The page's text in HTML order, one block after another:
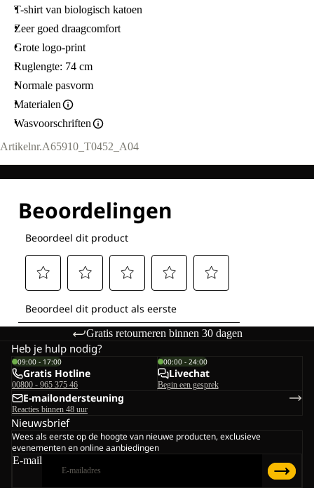
T-shirt van biologisch katoen
Zeer goed draagcomfort
Grote logo-print
Ruglengte: 74 cm
Normale pasvorm
Materialen
Wasvoorschriften
Artikelnr.A65910_T0452_A04
Gratis retourneren binnen 30 dagen
Heb je hulp nodig?
09:00 - 17:00
Gratis Hotline
00800 - 965 375 46
00:00 - 24:00
Livechat
Begin een gesprek
E-mailondersteuning
Reacties binnen 48 uur
Nieuwsbrief
Wees als eerste op de hoogte van nieuwe producten, exclusieve
evenementen en online aanbiedingen
E-mail